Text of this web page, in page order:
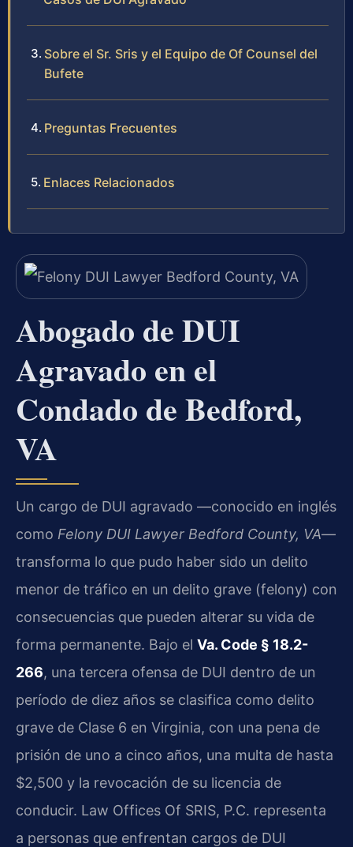
Sobre el Sr. Sris y el Equipo de Of Counsel del
Bufete
Preguntas Frecuentes
Enlaces Relacionados
Abogado de DUI
Agravado en el
Condado de Bedford,
VA
Un cargo de DUI agravado —conocido en inglés
como Felony DUI Lawyer Bedford County, VA—
transforma lo que pudo haber sido un delito
menor de tráfico en un delito grave (felony) con
consecuencias que pueden alterar su vida de
forma permanente. Bajo el Va. Code § 18.2-
266, una tercera ofensa de DUI dentro de un
período de diez años se clasifica como delito
grave de Clase 6 en Virginia, con una pena de
prisión de uno a cinco años, una multa de hasta
$2,500 y la revocación de su licencia de
conducir. Law Offices Of SRIS, P.C. representa
a personas que enfrentan cargos de DUI